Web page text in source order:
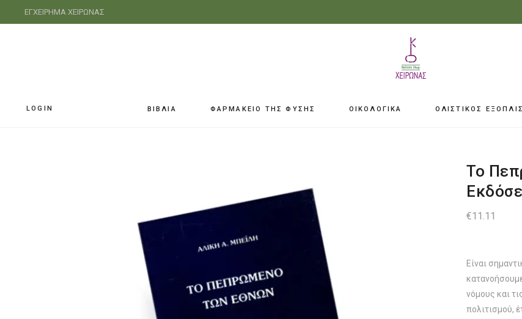
ΕΓΧΕΙΡΗΜΑ ΧΕΙΡΩΝΑΣ
LOGIN ΒΙΒΛΙΑ ΦΑΡΜΑΚΕΙΟ ΤΗΣ ΦΥΣΗΣ ΟΙΚΟΛΟΓΙΚΑ ΟΛΙΣΤΙΚΟΣ
Το
€11.11
Είναι
νόμους και
πολιτισμού,